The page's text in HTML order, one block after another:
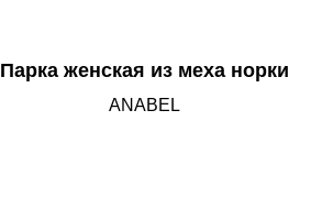
Парка женская из меха норки
ANABEL